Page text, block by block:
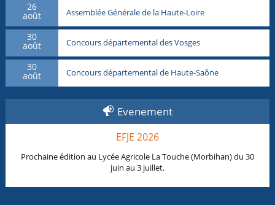
26
août Assemblée Générale de la Haute-Loire
30
août Concours départemental des Vosges
30
août Concours départemental de Haute-Saône
Evenement
EFJE 2026
Prochaine édition au Lycée Agricole La Touche (Morbihan) du 30
juin au 3 juillet.